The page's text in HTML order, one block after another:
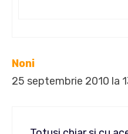
Noni
25 septembrie 2010 la